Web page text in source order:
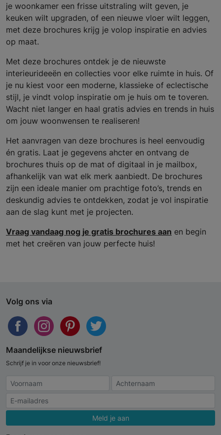
je woonkamer een frisse uitstraling wilt geven, je
keuken wilt upgraden, of een nieuwe vloer wilt leggen,
met deze brochures krijg je volop inspiratie en advies
op maat.
Met deze brochures ontdek je de nieuwste
interieurideeën en collecties voor elke ruimte in huis. Of
je nu kiest voor een moderne, klassieke of eclectische
stijl, je vindt volop inspiratie om je huis om te toveren.
Wacht niet langer en haal gratis advies en trends in huis
om jouw woonwensen te realiseren!
Het aanvragen van deze brochures is heel eenvoudig
én gratis. Laat je gegevens ahcter en ontvang de
brochures thuis op de mat of digitaal in je mailbox,
afhankelijk van wat elk merk aanbiedt. De brochures
zijn een ideale manier om prachtige foto’s, trends en
deskundig advies te ontdekken, zodat je vol inspiratie
aan de slag kunt met je projecten.
Vraag vandaag nog je gratis brochures aan en begin
met het creëren van jouw perfecte huis!
Volg ons via
Maandelijkse nieuwsbrief
Schrijf je in voor onze nieuwsbrief!
Meld je aan